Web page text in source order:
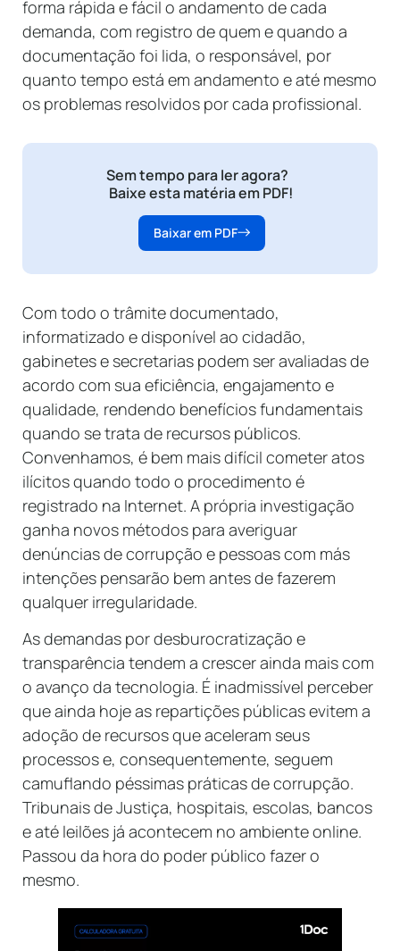
forma rápida e fácil o andamento de cada
demanda, com registro de quem e quando a
documentação foi lida, o responsável, por
quanto tempo está em andamento e até mesmo
os problemas resolvidos por cada profissional.
Sem tempo para ler agora?
Baixe esta matéria em PDF!
Baixar em PDF
Com todo o trâmite documentado,
informatizado e disponível ao cidadão,
gabinetes e secretarias podem ser avaliadas de
acordo com sua eficiência, engajamento e
qualidade, rendendo benefícios fundamentais
quando se trata de recursos públicos.
Convenhamos, é bem mais difícil cometer atos
ilícitos quando todo o procedimento é
registrado na Internet. A própria investigação
ganha novos métodos para averiguar
denúncias de corrupção e pessoas com más
intenções pensarão bem antes de fazerem
qualquer irregularidade.
As demandas por desburocratização e
transparência tendem a crescer ainda mais com
o avanço da tecnologia. É inadmissível perceber
que ainda hoje as repartições públicas evitem a
adoção de recursos que aceleram seus
processos e, consequentemente, seguem
camuflando péssimas práticas de corrupção.
Tribunais de Justiça, hospitais, escolas, bancos
e até leilões já acontecem no ambiente online.
Passou da hora do poder público fazer o
mesmo.